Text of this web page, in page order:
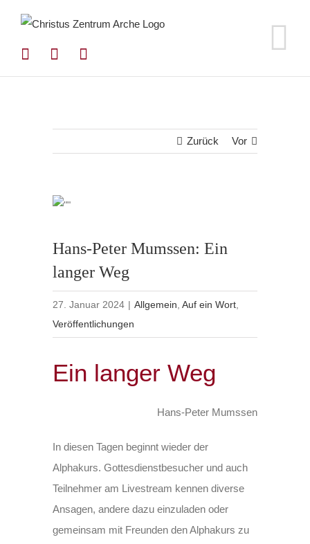
springen
Zurück Vor
Hans-Peter Mumssen: Ein
langer Weg
27. Januar 2024 | Allgemein ,Auf ein Wort
Veröffentlichungen
Ein langer Weg
Hans-Peter Mumssen
In diesen Tagen beginnt wieder der
Alphakurs. Gottesdienstbesucher und auch
Teilnehmer am Livestream kennen diverse
Ansagen, andere dazu einzuladen oder
gemeinsam mit Freunden den Alphakurs zu